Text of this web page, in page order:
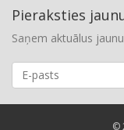
Pieraksties
Saņem aktuālus
©